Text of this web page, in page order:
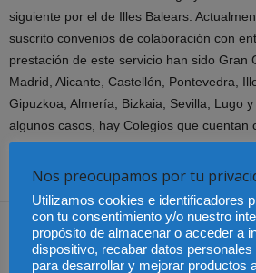
siguiente por el de Illes Balears.
suscrito convenios de colaboración con
prestación de este servicio han sido Gran
Madrid, Alicante, Castellón, Pontevedra,
Gipuzkoa, Almería, Bizkaia, Sevilla, Lugo
algunos casos, hay Colegios que cuentan
propio y otro en colaboración con la
provincial.
Share
Nos preocupamos por tu
Utilizamos cookies e identificadores
con tu consentimiento y/o nuestro
propósito de almacenar o acceder a
dispositivo, recabar datos
para desarrollar y mejorar productos